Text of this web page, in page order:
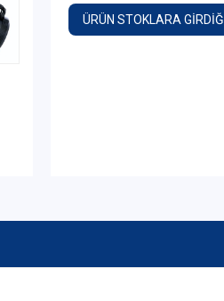
ÜRÜN STOKLARA